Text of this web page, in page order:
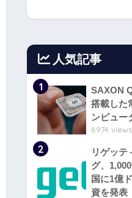
人気記事
1
SAXON
搭載した
ンピュー
8974 views
2
リゲッテ
グ、
国に1億
資を発表